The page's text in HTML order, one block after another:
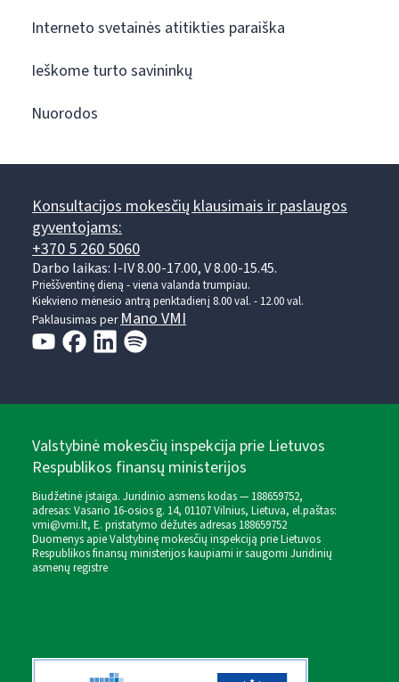
Interneto svetainės atitikties paraiška
Ieškome turto savininkų
Nuorodos
Konsultacijos mokesčių klausimais ir paslaugos
gyventojams:
+370 5 260 5060
Darbo laikas: I-IV 8.00-17.00, V 8.00-15.45.
Prieššventinę dieną - viena valanda trumpiau.
Kiekvieno mėnesio antrą penktadienį 8.00 val. - 12.00 val.
Paklausimas per Mano VMI
Valstybinė mokesčių inspekcija prie Lietuvos
Respublikos finansų ministerijos
Biudžetinė įstaiga. Juridinio asmens kodas — 188659752,
adresas: Vasario 16-osios g. 14, 01107 Vilnius, Lietuva, el.paštas:
vmi@vmi.lt, E. pristatymo dėžutės adresas 188659752
Duomenys apie Valstybinę mokesčių inspekciją prie Lietuvos
Respublikos finansų ministerijos kaupiami ir saugomi Juridinių
asmenų registre